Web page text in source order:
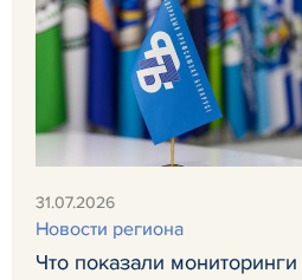
31.07.2026
Новости региона
Что показали